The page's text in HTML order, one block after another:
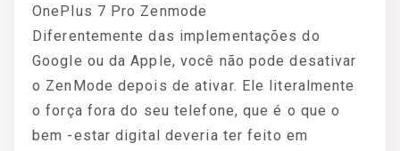
OnePlus 7 Pro Zenmode
Diferentemente das implementações do
Google ou da Apple, você não pode desativar
o ZenMode depois de ativar. Ele literalmente
o força fora do seu telefone, que é o que o
bem -estar digital deveria ter feito em